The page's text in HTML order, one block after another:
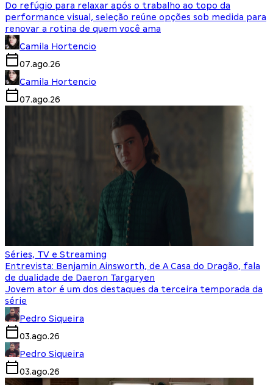
Do refúgio para relaxar após o trabalho ao topo da
performance visual, seleção reúne opções sob medida para
renovar a rotina de quem você ama
Camila Hortencio
07.ago.26
Camila Hortencio
07.ago.26
Séries, TV e Streaming
Entrevista: Benjamin Ainsworth, de A Casa do Dragão, fala
de dualidade de Daeron Targaryen
Jovem ator é um dos destaques da terceira temporada da
série
Pedro Siqueira
03.ago.26
Pedro Siqueira
03.ago.26